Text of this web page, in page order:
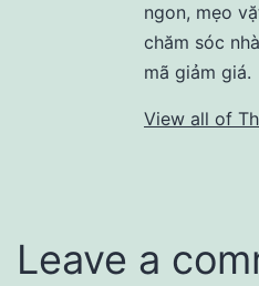
ngon, mẹo
chăm sóc
mã giảm giá.
View all of
Leave a